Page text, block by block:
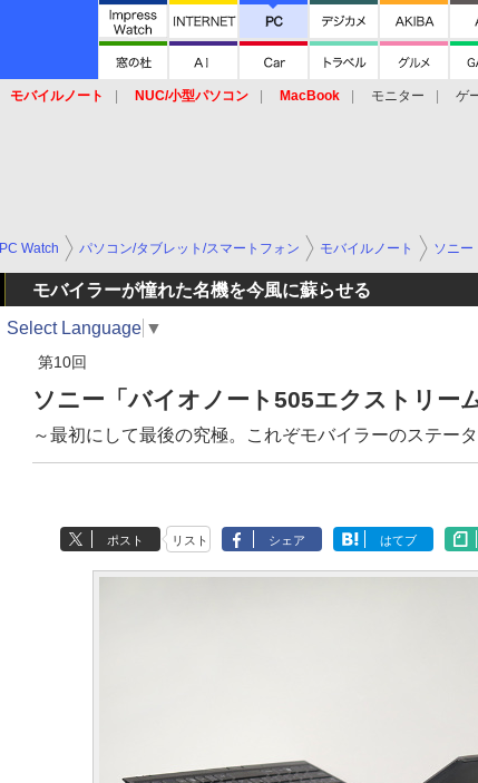
モバイルノート NUC/小型パソコン MacBook モニター ゲ
PC Watch パソコン/タブレット/スマートフォン モバイルノート ソニー
モバイラーが憧れた名機を今風に蘇らせる
Select Language ▼
第10回
ソニー「バイオノート505エクストリーム
～最初にして最後の究極。これぞモバイラーのステー
ポスト リスト シェア はてブ